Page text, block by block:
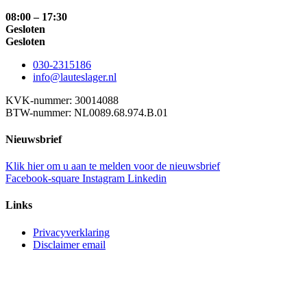
08:00 – 17:30
Gesloten
Gesloten
030-2315186
info@lauteslager.nl
KVK-nummer: 30014088
BTW-nummer: NL0089.68.974.B.01
Nieuwsbrief
Klik hier om u aan te melden voor de nieuwsbrief
Facebook-square Instagram Linkedin
Links
Privacyverklaring
Disclaimer email